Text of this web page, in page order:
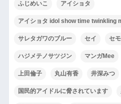
ふじめいこ アイショタ
アイショタ idol show time twinkling
サレタガワのブルー セイ セ
ハジメテノサツジン マンガMee
上田倫子 丸山有香 井深みつ
国民的アイドルに脅されています